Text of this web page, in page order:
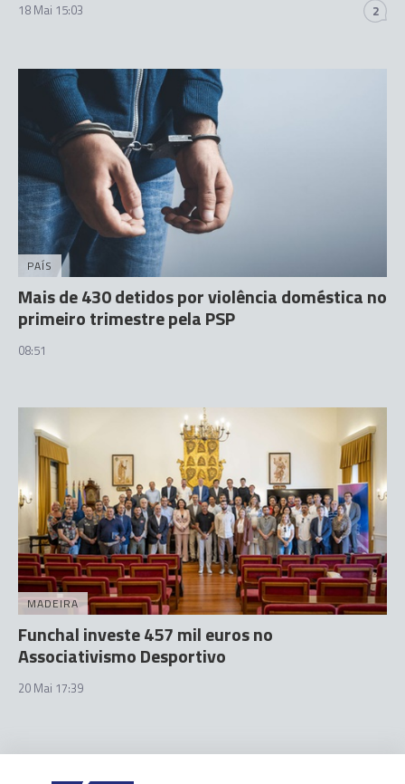
18 Mai 15:03 2
PAÍS
Mais de 430 detidos por violência doméstica no
primeiro trimestre pela PSP
08:51
MADEIRA
Funchal investe 457 mil euros no
Associativismo Desportivo
20 Mai 17:39